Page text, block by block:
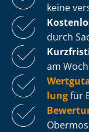
keine
durch
am
lungfür